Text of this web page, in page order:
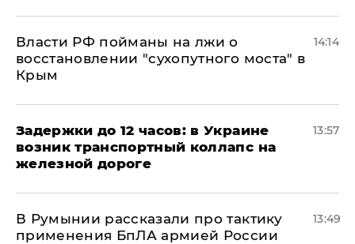
Власти РФ пойманы на лжи о
восстановлении "сухопутного моста" в
Крым
14:14
Задержки до 12 часов: в Украине
возник транспортный коллапс на
железной дороге
13:57
В Румынии рассказали про тактику
применения БпЛА армией России
13:49